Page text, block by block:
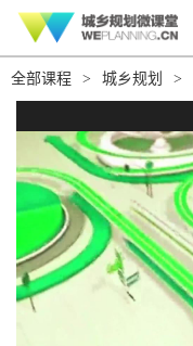
全部课程
> 城乡规划 >